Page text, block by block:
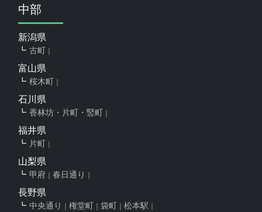
中部
新潟県
古町
富山県
桜木町
石川県
香林坊・片町・竪町
福井県
片町
山梨県
甲府 春日通り
長野県
中央通り 権堂町 袋町 松本駅